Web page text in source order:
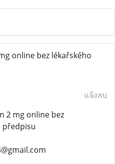
online bez lékařského
แจ้งลบ
2 mg online bez
předpisu